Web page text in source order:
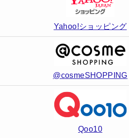
Yahoo!ショッピング
@cosmeSHOPPING
Qoo10